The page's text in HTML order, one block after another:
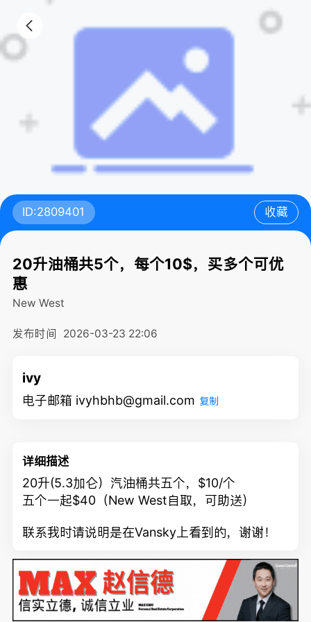
ID:2809401 收藏
20升油桶共5个，每个10$，买多个可优
惠
New West
发布时间 2026-03-23 22:06
ivy
电子邮箱 ivyhbhb@gmail.com 复制
详细描述
20升(5.3加仑）汽油桶共五个，$10/个
五个一起$40（New West自取，可助送）
联系我时请说明是在Vansky上看到的，谢谢！